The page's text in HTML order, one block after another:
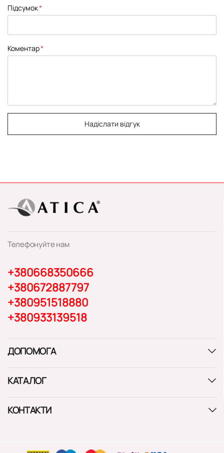
Підсумок
Коментар
Надіслати відгук
Телефонуйте нам
+380668350666
+380672887797
+380951518880
+380933139518
ДОПОМОГА
КАТАЛОГ
КОНТАКТИ